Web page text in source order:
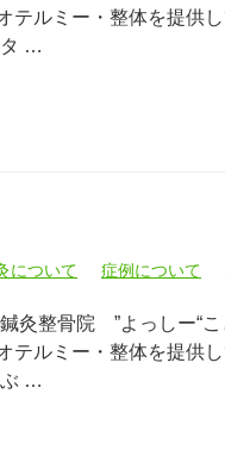
テルミー・整体を提供
…
について 症例について
灸整骨院 ”よっしー“
テルミー・整体を提供
…